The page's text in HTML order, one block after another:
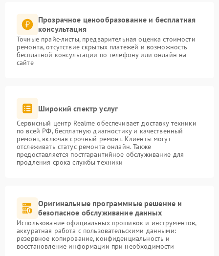
Прозрачное ценообразование и бесплатная
консультация
Точные прайс-листы, предварительная оценка стоимости
ремонта, отсутствие скрытых платежей и возможность
бесплатной консультации по телефону или онлайн на
сайте
Широкий спектр услуг
Сервисный центр Realme обеспечивает доставку техники
по всей РФ, бесплатную диагностику и качественный
ремонт, включая срочный ремонт. Клиенты могут
отслеживать статус ремонта онлайн. Также
предоставляется постгарантийное обслуживание для
продления срока службы техники
Оригинальные программные решение и
безопасное обслуживание данных
Использование официальных прошивок и инструментов,
аккуратная работа с пользовательскими данными:
резервное копирование, конфиденциальность и
восстановление информации при необходимости